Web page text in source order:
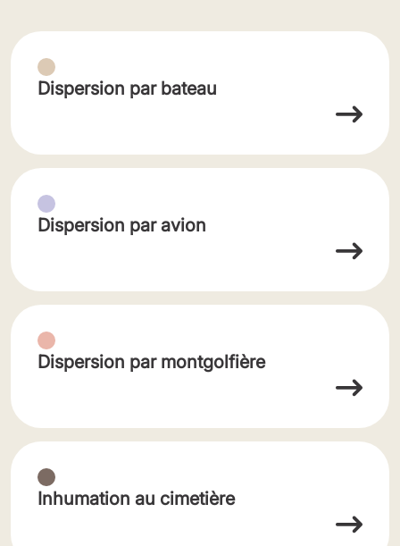
Dispersion par bateau
Dispersion par avion
Dispersion par montgolfière
Inhumation au cimetière